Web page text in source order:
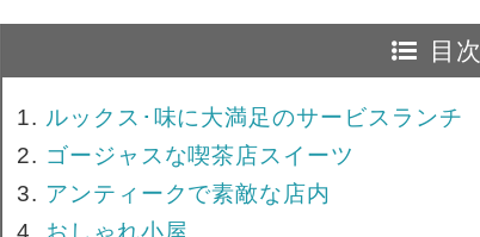
目次
ルックス･味に大満足のサービスランチ
ゴージャスな喫茶店スイーツ
アンティークで素敵な店内
おしゃれ小屋